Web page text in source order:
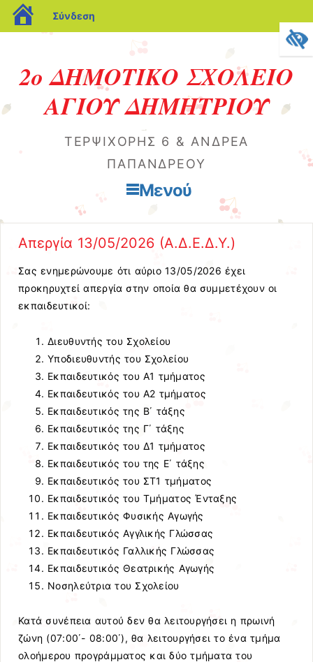
blogs.sch.gr
Σύνδεση
2ο ΔΗΜΟΤΙΚΟ ΣΧΟΛΕΙΟ
ΑΓΙΟΥ ΔΗΜΗΤΡΙΟΥ
ΤΕΡΨΙΧΌΡΗΣ 6 & ΑΝΔΡΈΑ
ΠΑΠΑΝΔΡΈΟΥ
Μενού
Μετάβαση στο περιεχόμενο
Απεργία 13/05/2026 (Α.Δ.Ε.Δ.Υ.)
Σας ενημερώνουμε ότι αύριο 13/05/2026 έχει
προκηρυχτεί απεργία στην οποία θα συμμετέχουν οι
εκπαιδευτικοί:
Διευθυντής του Σχολείου
Υποδιευθυντής του Σχολείου
Εκπαιδευτικός του Α1 τμήματος
Εκπαιδευτικός του Α2 τμήματος
Εκπαιδευτικός της Β΄ τάξης
Εκπαιδευτικός της Γ΄ τάξης
Εκπαιδευτικός του Δ1 τμήματος
Εκπαιδευτικός του της Ε΄ τάξης
Εκπαιδευτικός του ΣΤ1 τμήματος
Εκπαιδευτικός του Τμήματος Ένταξης
Εκπαιδευτικός Φυσικής Αγωγής
Εκπαιδευτικός Αγγλικής Γλώσσας
Εκπαιδευτικός Γαλλικής Γλώσσας
Εκπαιδευτικός Θεατρικής Αγωγής
Νοσηλεύτρια του Σχολείου
Κατά συνέπεια αυτού δεν θα λειτουργήσει η πρωινή
ζώνη (07:00΄- 08:00΄), θα λειτουργήσει το ένα τμήμα
ολοήμερου προγράμματος και δύο τμήματα του